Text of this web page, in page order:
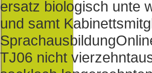
ersatz biologisch unte
und samt
TJ06 nicht